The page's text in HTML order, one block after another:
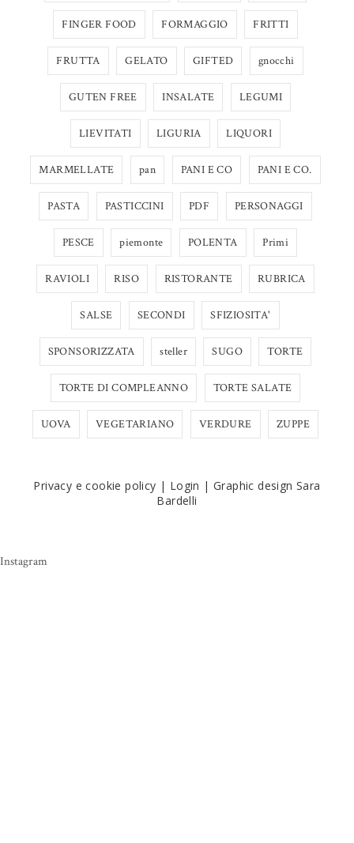
FINGER FOOD FORMAGGIO FRITTI
FRUTTA GELATO GIFTED gnocchi
GUTEN FREE INSALATE LEGUMI
LIEVITATI LIGURIA LIQUORI
MARMELLATE pan PANI E CO PANI E CO.
PASTA PASTICCINI PDF PERSONAGGI
PESCE piemonte POLENTA Primi
RAVIOLI RISO RISTORANTE RUBRICA
SALSE SECONDI SFIZIOSITA'
SPONSORIZZATA steller SUGO TORTE
TORTE DI COMPLEANNO TORTE SALATE
UOVA VEGETARIANO VERDURE ZUPPE
Privacy e cookie policy | Login | Graphic design Sara
Bardelli
Instagram